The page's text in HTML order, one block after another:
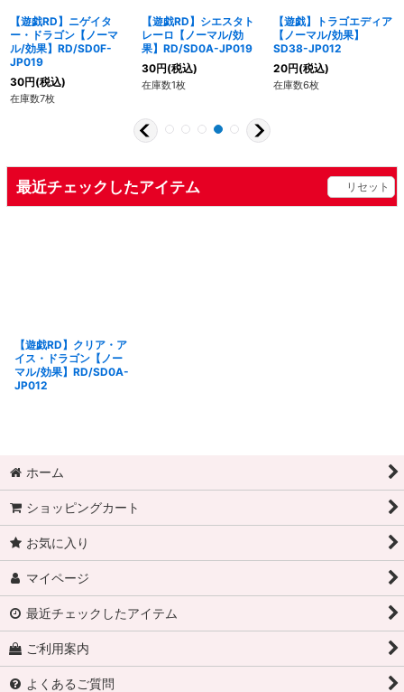
【遊戯RD】ニゲイタ
ー・ドラゴン【ノーマ
ル/効果】RD/SD0F-
JP019
30円(税込)
在庫数7枚
【遊戯RD】シエスタト
レーロ【ノーマル/効
果】RD/SD0A-JP019
30円(税込)
在庫数1枚
【遊戯】トラゴエディア
【ノーマル/効果】
SD38-JP012
20円(税込)
在庫数6枚
最近チェックしたアイテム リセット
【遊戯RD】クリア・ア
イス・ドラゴン【ノー
マル/効果】RD/SD0A-
JP012
ホーム
ショッピングカート
お気に入り
マイページ
最近チェックしたアイテム
ご利用案内
よくあるご質問